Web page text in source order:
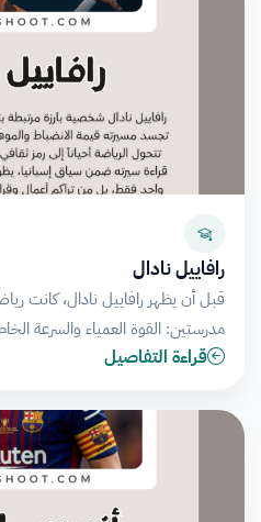
رافاييل نادال
قبل أن يظهر رافاييل نادال، كانت
مدرستين: القوة العمياء والسرعة
قراءة التفاصيل